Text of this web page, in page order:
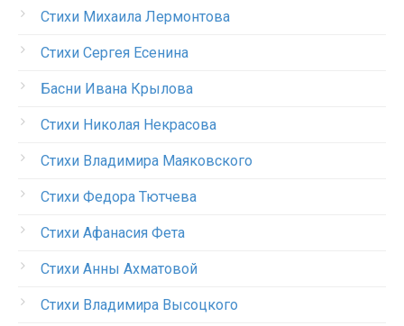
Стихи Михаила Лермонтова
Стихи Сергея Есенина
Басни Ивана Крылова
Стихи Николая Некрасова
Стихи Владимира Маяковского
Стихи Федора Тютчева
Стихи Афанасия Фета
Стихи Анны Ахматовой
Стихи Владимира Высоцкого